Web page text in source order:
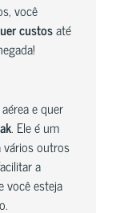
você
custosaté
e quer
. Ele é um
vários outros
a
você esteja